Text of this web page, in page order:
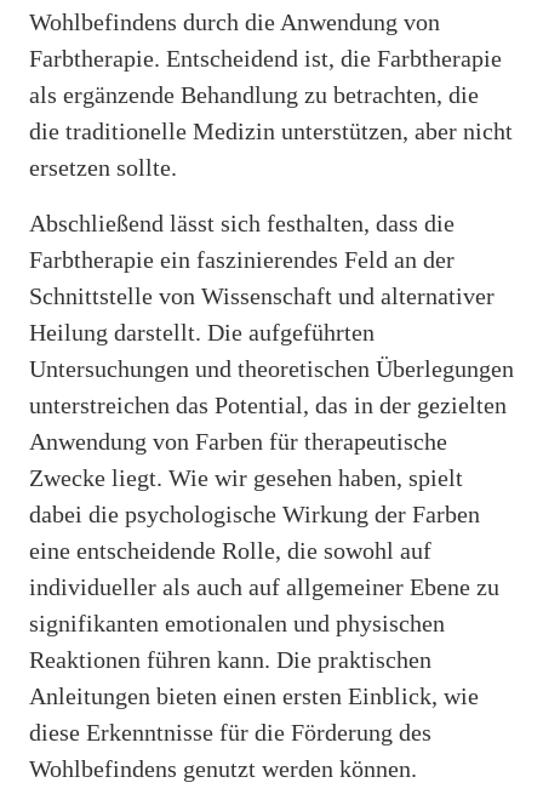
Wohlbefindens durch die Anwendung von
Farbtherapie. Entscheidend ist, die Farbtherapie
als ergänzende Behandlung zu betrachten, die
die traditionelle Medizin unterstützen, aber nicht
ersetzen sollte.
Abschließend lässt sich festhalten, dass die
Farbtherapie ein faszinierendes Feld an der
Schnittstelle von Wissenschaft und alternativer
Heilung darstellt. Die aufgeführten
Untersuchungen und theoretischen Überlegungen
unterstreichen das Potential, das in der gezielten
Anwendung von Farben für therapeutische
Zwecke liegt. Wie wir gesehen haben, spielt
dabei die psychologische Wirkung der Farben
eine entscheidende Rolle, die sowohl auf
individueller als auch auf allgemeiner Ebene zu
signifikanten emotionalen und physischen
Reaktionen führen kann. Die praktischen
Anleitungen bieten einen ersten Einblick, wie
diese Erkenntnisse für die Förderung des
Wohlbefindens genutzt werden können.